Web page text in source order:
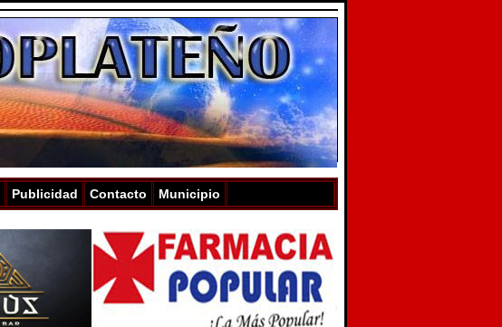
Publicidad Contacto Municipio